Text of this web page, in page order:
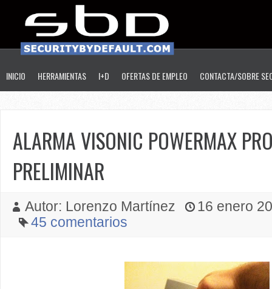
INICIO HERRAMIENTAS I+D OFERTAS DE EMPLEO CONTACTA/SOBRE
ALARMA VISONIC POWERMAX
PRELIMINAR
Autor: Lorenzo Martínez
16 enero
45 comentarios